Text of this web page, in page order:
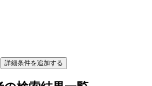
詳細条件を追加する